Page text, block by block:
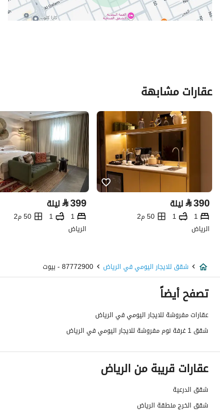
عقارات مشابهة
⃁390 ليلة
1
1
50 م2
الرياض
⃁399 ليلة
1
1
50 م2
الرياض
شقق للايجار اليومي في الرياض 87772900 - بيوت
تصفح أيضاً
عقارات مفروشة للايجار اليومي في الرياض
شقق 1 غرفة نوم مفروشة للايجار اليومي في الرياض
عقارات قريبة من الرياض
شقق الدرعية
شقق الخرج منطقة الرياض